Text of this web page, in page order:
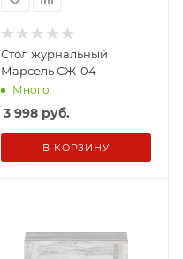
Стол журнальный
Марсель СЖ-04
Много
3 998 руб.
В КОРЗИНУ